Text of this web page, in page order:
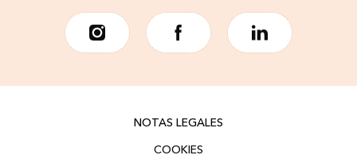
NOTAS LEGALES
COOKIES